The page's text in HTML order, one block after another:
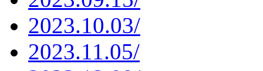
2023.10.03/
2023.11.05/